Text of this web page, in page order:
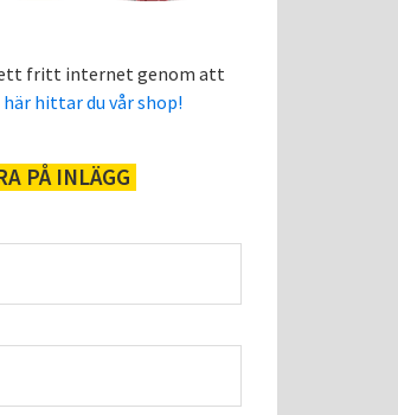
fritt internet genom att
här hittar du vår shop!
PÅ INLÄGG